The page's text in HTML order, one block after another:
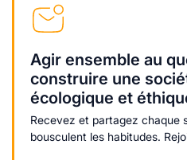
Agir ensemble au
construire une
écologique et
Recevez et partagez chaque
bousculent les habitudes.